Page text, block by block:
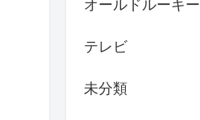
オールドルーキー
テレビ
未分類